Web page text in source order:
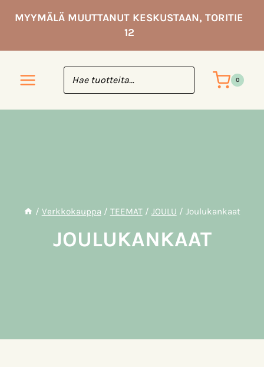
sisältöön
MYYMÄLÄ MUUTTANUT KESKUSTAAN, TORITIE
12
0
/ Verkkokauppa / TEEMAT / JOULU / Joulukankaat
JOULUKANKAAT